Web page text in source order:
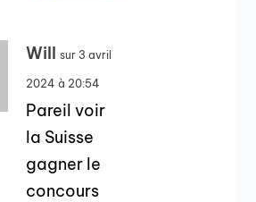
Will sur 3 avril
2024 à 20:54
Pareil voir
la Suisse
gagner le
concours